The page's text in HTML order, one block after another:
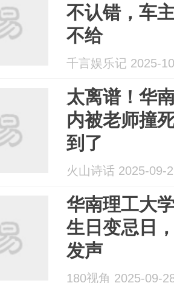
不认错，车
不给
千言娱乐记 2025-
太离谱！华
内被老师撞
到了
火山诗话 2025-09-
华南理工大
生日变忌日
发声
180视角 2025-09-